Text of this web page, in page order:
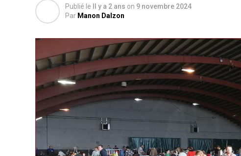
Publié le Il y a 2 ans on 9 novembre 2024
Par Manon Dalzon